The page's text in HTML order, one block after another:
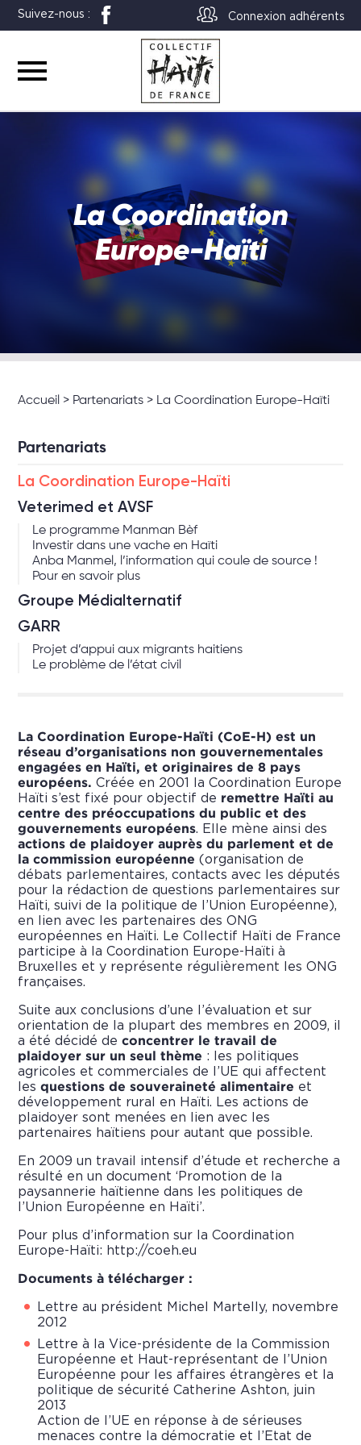
Suivez-nous : Connexion adhérents
La Coordination
Europe-Haïti
Accueil > Partenariats > La Coordination Europe-Haïti
Partenariats
La Coordination Europe-Haïti
Veterimed et AVSF
Le programme Manman Bèf
Investir dans une vache en Haïti
Anba Manmel, l’information qui coule de source !
Pour en savoir plus
Groupe Médialternatif
GARR
Projet d’appui aux migrants haitiens
Le problème de l’état civil
La Coordination Europe-Haïti (CoE-H) est un
réseau d’organisations non gouvernementales
engagées en Haïti, et originaires de 8 pays
européens. Créée en 2001 la Coordination Europe
Haïti s’est fixé pour objectif de remettre Haïti au
centre des préoccupations du public et des
gouvernements européens . Elle mène ainsi des
actions de plaidoyer auprès du parlement et de
la commission européenne (organisation de
débats parlementaires, contacts avec les députés
pour la rédaction de questions parlementaires sur
Haïti, suivi de la politique de l’Union Européenne),
en lien avec les partenaires des ONG
européennes en Haïti. Le Collectif Haïti de France
participe à la Coordination Europe-Haïti à
Bruxelles et y représente régulièrement les ONG
françaises.
Suite aux conclusions d’une l’évaluation et sur
orientation de la plupart des membres en 2009, il
a été décidé deconcentrer le travail de
plaidoyer sur un seul thème : les politiques
agricoles et commerciales de l’UE qui affectent
lesquestions de souveraineté alimentaire et
développement rural en Haïti. Les actions de
plaidoyer sont menées en lien avec les
partenaires haïtiens pour autant que possible.
En 2009 un travail intensif d’étude et recherche a
résulté en un document ‘Promotion de la
paysannerie haïtienne dans les politiques de
l’Union Européenne en Haïti’.
Pour plus d’information sur la Coordination
Europe-Haïti: http://coeh.eu
Documents à télécharger :
Lettre au président Michel Martelly, novembre
2012
Lettre à la Vice-présidente de la Commission
Européenne et Haut-représentant de l’Union
Européenne pour les affaires étrangères et la
politique de sécurité Catherine Ashton , juin
2013
Action de l’UE en réponse à de sérieuses
menaces contre la démocratie et l’Etat de